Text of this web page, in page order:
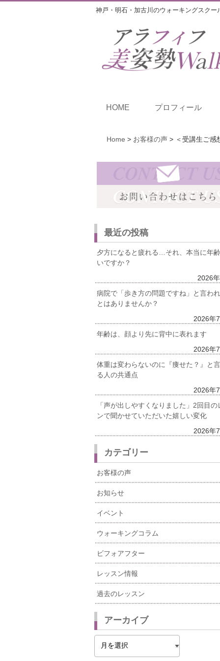
神戸・明石・加古川のウォーキングスク
HOME プロフィール
Home > お客様の声 > ＜受講生ご感
最近の投稿
夕方になると疲れる…それ、本当に年
いですか？
2026
病院で「歩き方の問題ですね」と言わ
とはありませんか？
2026年
年齢は、顔より先に背中に表れます
2026年
体重は変わらないのに『痩せた？』と
る人の共通点
2026年
「声が出しやすくなりました」2回目の
ンで聞かせていただいた嬉しい変化
2026年
カテゴリー
お客様の声
お知らせ
イベント
ウォーキングコラム
ビフォアフター
レッスン情報
過去のレッスン
アーカイブ